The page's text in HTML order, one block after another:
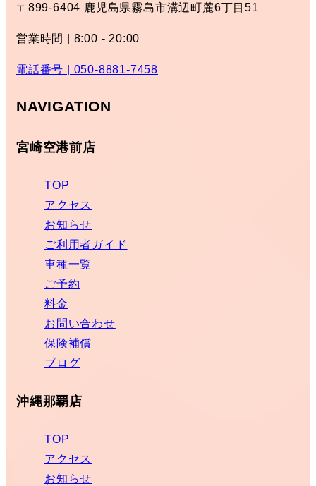
〒899-6404 鹿児島県霧島市溝辺町麓6丁目51
営業時間 | 8:00 - 20:00
電話番号 | 050-8881-7458
NAVIGATION
宮崎空港前店
TOP
アクセス
お知らせ
ご利用者ガイド
車種一覧
ご予約
料金
お問い合わせ
保険補償
ブログ
沖縄那覇店
TOP
アクセス
お知らせ